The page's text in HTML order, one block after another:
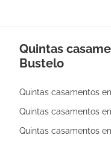
Quintas
Bustelo
Quintas casamentos
Quintas casamentos
Quintas casamentos